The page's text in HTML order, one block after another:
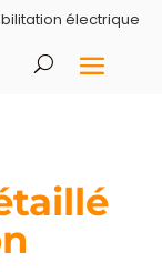
électrique